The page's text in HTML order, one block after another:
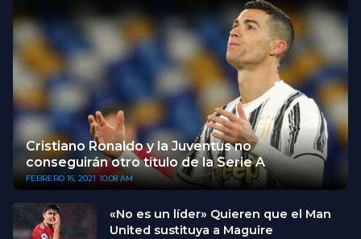
Cristiano Ronaldo y la Juventus no
conseguirán otro título de la Serie A
FEBRERO 16, 2021 10:08 AM
«No es un líder» Quieren que el Man
United sustituya a Maguire